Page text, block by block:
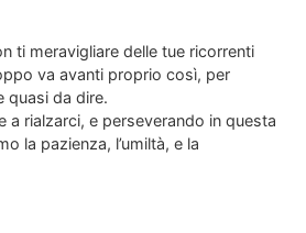
ti meravigliare delle tue ricorrenti
va avanti proprio così, per
quasi da dire.
a rialzarci, e perseverando in questa
la pazienza, l’umiltà, e la